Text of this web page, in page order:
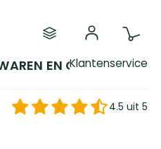
EN GEREEDSCHAP
Klantenservice
4.5 uit 5